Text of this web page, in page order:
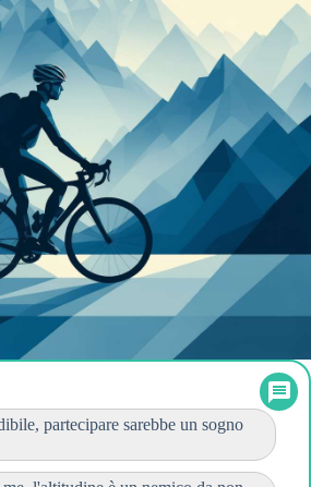
partecipare sarebbe un sogno